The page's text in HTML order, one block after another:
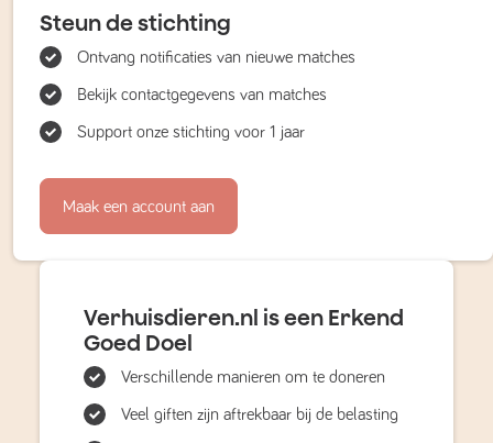
Steun de stichting
Ontvang notificaties van nieuwe matches
Bekijk contactgegevens van matches
Support onze stichting voor 1 jaar
Maak een account aan
Verhuisdieren.nl is een Erkend
Goed Doel
Verschillende manieren om te doneren
Veel giften zijn aftrekbaar bij de belasting